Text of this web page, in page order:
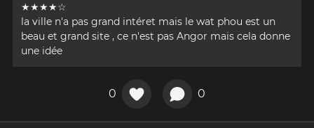
★★★★☆
la ville n'a pas grand intéret mais le wat phou est un
beau et grand site , ce n'est pas Angor mais cela donne
une idée
0 0